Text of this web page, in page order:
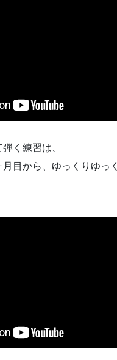
く練習は、
目から、ゆっくりゆっ